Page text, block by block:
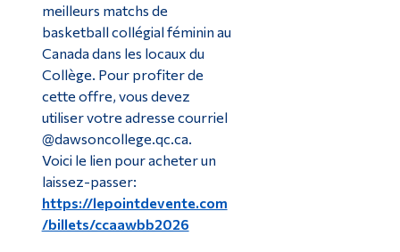
meilleurs matchs de
basketball collégial féminin au
Canada dans les locaux du
Collège. Pour profiter de
cette offre, vous devez
utiliser votre adresse courriel
@dawsoncollege.qc.ca.
Voici le lien pour acheter un
laissez-passer:
https://lepointdevente.com
/billets/ccaawbb2026